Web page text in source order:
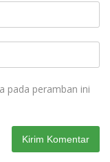
pada peramban ini